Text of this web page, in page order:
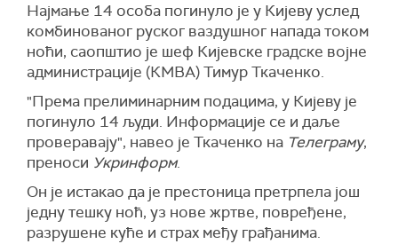
"Сви повређени добијају неопходну помоћ",
додао је украјински председник.
Зеленски је нападе назвао "чистим
тероризмом" и позвао је међународне
партнере, укључујући Сједињене Америчке
Државе и Европску унију, да одлучније реагују.
"Путин наставља рат, јер верује да може себи
то да приушти. Свет не сме да затвара очи.
Терористи морају да осете последице, а не
невини цивили", поручио је Зеленски.
Брјанске, Вороњешке, Тверске, Липечке,
Орловске, Тамбовске, Тулске области и изнад
територије Московске области", саопштило је
Министарство одбране.
Како је наведено, од јуче у 20 часова до
јутрос у 07 часова пресретнуто је и уништено
198 украјинских беспилотних летелица.
(Танјуг)
Најмање 14 особа погинуло је у Кијеву услед
комбинованог руског ваздушног напада током
ноћи, саопштио је шеф Кијевске градске војне
администрације (КМВА) Тимур Ткаченко.
"Према прелиминарним подацима, у Кијеву је
погинуло 14 људи. Информације се и даље
проверавају", навео је Ткаченко на Телеграму,
преноси Укринформ.
Он је истакао да је престоница претрпела још
једну тешку ноћ, уз нове жртве, повређене,
разрушене куће и страх међу грађанима.